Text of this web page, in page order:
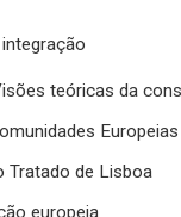
teóricas da
Tratado de Lisboa